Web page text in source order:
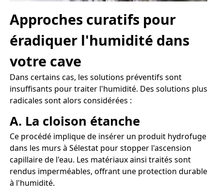
Approches curatifs pour
éradiquer l'humidité dans
votre cave
Dans certains cas, les solutions préventifs sont
insuffisants pour traiter l'humidité. Des solutions plus
radicales sont alors considérées :
A. La cloison étanche
Ce procédé implique de insérer un produit hydrofuge
dans les murs à Sélestat pour stopper l'ascension
capillaire de l'eau. Les matériaux ainsi traités sont
rendus imperméables, offrant une protection durable
à l'humidité.